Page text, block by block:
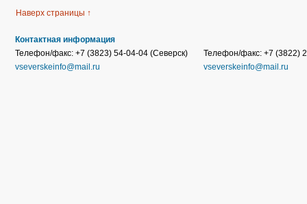
Наверх страницы ↑
Контактная информация
Телефон/факс: +7 (3823) 54-04-04 (Северск)
vseverskeinfo@mail.ru
Телефон/факс: +7 (3822)
vseverskeinfo@mail.ru